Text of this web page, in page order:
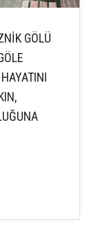
GÖLÜ